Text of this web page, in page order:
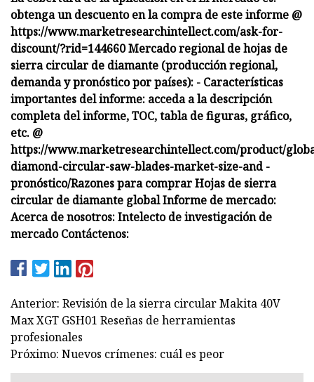
obtenga un descuento en la compra de este informe @
https://www.marketresearchintellect.com/ask-for-
discount/?rid=144660 Mercado regional de hojas de
sierra circular de diamante (producción regional,
demanda y pronóstico por países): - Características
importantes del informe: acceda a la descripción
completa del informe, TOC, tabla de figuras, gráfico,
etc. @
https://www.marketresearchintellect.com/product/
diamond-circular-saw-blades-market-size-and -
pronóstico/Razones para comprar Hojas de sierra
circular de diamante global Informe de mercado:
Acerca de nosotros: Intelecto de investigación de
mercado Contáctenos:
Anterior: Revisión de la sierra circular Makita 40V
Max XGT GSH01 Reseñas de herramientas
profesionales
Próximo: Nuevos crímenes: cuál es peor